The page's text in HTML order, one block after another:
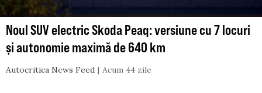
Noul SUV electric Skoda Peaq: versiune cu 7 locuri
și autonomie maximă de 640 km
Autocritica News Feed Acum 44 zile